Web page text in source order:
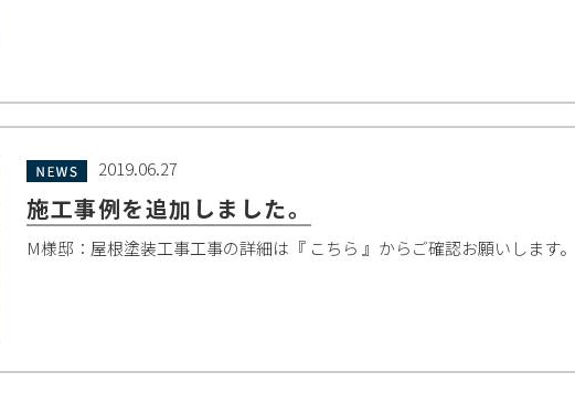
2019.06.27
施工事例を追加しました。
M様邸：屋根塗装工事工事の詳細は『 こちら 』からご確認お願いします